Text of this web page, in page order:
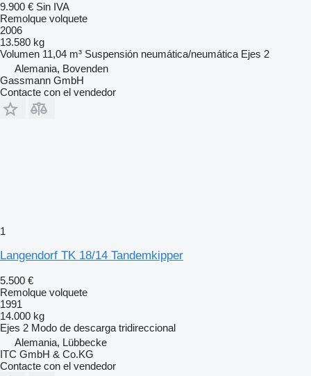
9.900 € Sin IVA
Remolque volquete
2006
13.580 kg
Volumen 11,04 m³ Suspensión neumática/neumática Ejes 2
Alemania, Bovenden
Gassmann GmbH
Contacte con el vendedor
1
Langendorf TK 18/14 Tandemkipper
5.500 €
Remolque volquete
1991
14.000 kg
Ejes 2 Modo de descarga tridireccional
Alemania, Lübbecke
ITC GmbH & Co.KG
Contacte con el vendedor